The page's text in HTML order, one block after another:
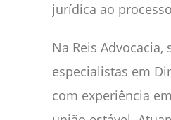
jurídica ao
Na Reis Advocacia,
especialistas em
com experiência